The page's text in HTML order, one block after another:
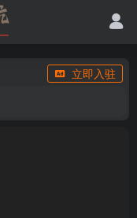
立即入驻